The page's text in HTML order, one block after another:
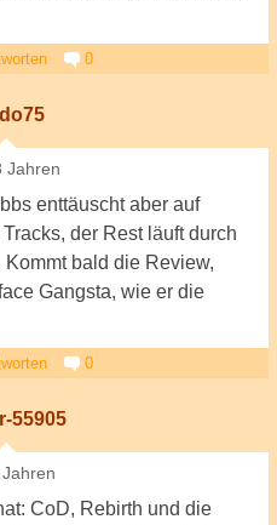
0
Jahren
enttäuscht aber auf
der Rest läuft durch
bald die Review,
Gangsta, wie er die
0
55905
CoD, Rebirth und die